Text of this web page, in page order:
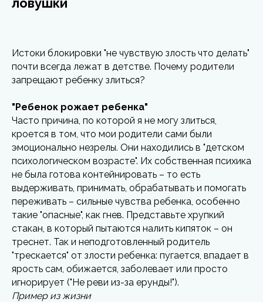
Истоки блокировки "не чувствую злость что делать"
почти всегда лежат в детстве. Почему родители
запрещают ребенку злиться?
"Ребенок рожает ребенка"
Часто причина, по которой я не могу злиться,
кроется в том, что мои родители сами были
эмоционально незрелы. Они находились в "детском
психологическом возрасте". Их собственная психика
не была готова контейнировать – то есть
выдерживать, принимать, обрабатывать и помогать
переживать – сильные чувства ребенка, особенно
такие "опасные", как гнев. Представьте хрупкий
стакан, в который пытаются налить кипяток – он
треснет. Так и неподготовленный родитель
"трескается" от злости ребенка: пугается, впадает в
ярость сам, обижается, заболевает или просто
игнорирует ("Не реви из-за ерунды!").
Пример из жизни